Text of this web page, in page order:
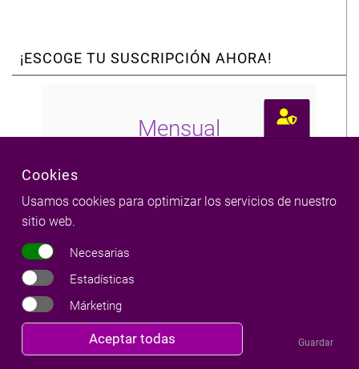
¡ESCOGE TU SUSCRIPCIÓN AHORA!
Mensual
Nueva cada mes
Numerología anual
Cookies
Usamos cookies para optimizar los servicios de nuestro
sitio web.
Necesarias
Estadísticas
Márketing
Aceptar todas Guardar